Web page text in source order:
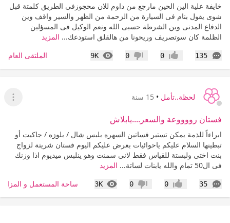
خايفة علية الين الحين مارجع من داوم للان محجوزفى الطريق كلمتة قبل
شوى يقول بنام فى السيارة من الزحمة من الظهر والسير واقف وين
الدفاع المدنى وين الشرطة حسبى الله ونعم الوكيل فى المسؤلين
الظلمة كان سوتصريف وريحونا من هالقلق استودعك... المزيد
135
التعليقات إعجاب0 عدم إعجاب
0
9K
المشاهدات الملتقى العام
لحظة..تأمل • 15 سنة
عرض
فستان رووووعة والسعر....يابلاش
ابراءاً للذمة يمكن تستير فساتين السهره بلبس شال / بلوزه / جاكيت أو
تبطينها السلام عليكم ياحوائيات بعرض عليكم اليوم فستان شريتة لزواج
بنت اختى ولبستة للقياس فقط لانى سمنت وهو ينلبس ميديوم اذا وزنك
فى ال50 تمام والله يابنات لساتة...
المزيد
35
التعليقات إعجاب0 عدم إعجاب
0
3K
المشاهدات ساحة المستعمل و المزاد